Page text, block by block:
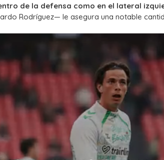
de la defensa como en el lateral
Rodríguez— le asegura una notable